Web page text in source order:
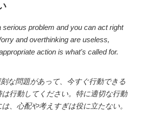
serious problem and you can act right
and overthinking are useless,
action is what's called for.
な問題があって、今すぐ行動できる
は行動してください。特に適切な行動
、心配や考えすぎは役に立たない。